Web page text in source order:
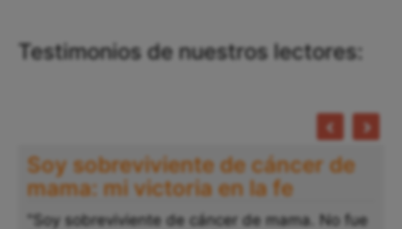
Testimonios de nuestros lectores:
Soy sobreviviente de cáncer de
mama: mi victoria en la fe
"Soy sobreviviente de cáncer de mama. No fue